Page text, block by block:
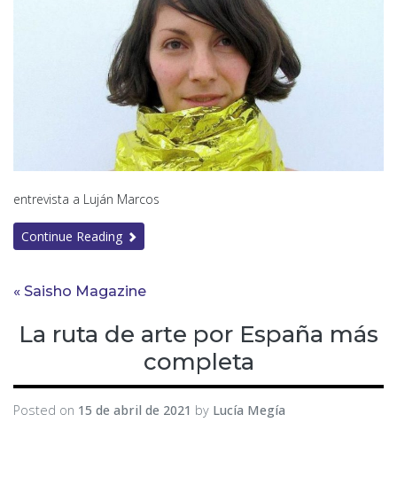
entrevista a Luján Marcos
Continue Reading
« Saisho Magazine
La ruta de arte por España más
completa
Posted on 15 de abril de 2021 by Lucía Megía